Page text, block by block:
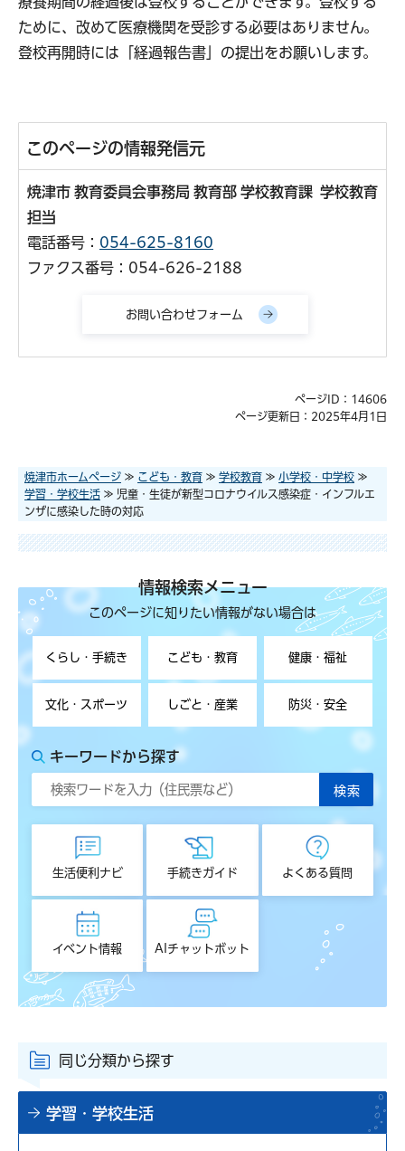
ために、改めて医療機関を受診する必要はありません。
登校再開時には「経過報告書」の提出をお願いします。
このページの情報発信元
焼津市 教育委員会事務局 教育部 学校教育課 学校教育
担当
電話番号： 054-625-8160
ファクス番号：054-626-2188
ページID：14606
ページ更新日：2025年4月1日
焼津市ホームページ ≫ こども・教育 ≫ 学校教育 ≫ 小学校・中学校 ≫
学習・学校生活 ≫ 児童・生徒が新型コロナウイルス感染症・インフルエ
ンザに感染した時の対応
情報検索メニュー
このページに知りたい情報がない場合は
くらし・手続き こども・教育 健康・福祉
文化・スポーツ しごと・産業 防災・安全
キーワードから探す
生活便利ナビ 手続きガイド よくある質問
イベント情報 AIチャットボット
同じ分類から探す
学習・学校生活